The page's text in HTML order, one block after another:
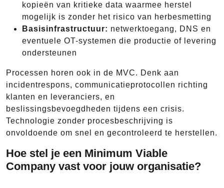
kopieën van kritieke data waarmee herstel
mogelijk is zonder het risico van herbesmetting
Basisinfrastructuur: netwerktoegang, DNS en
eventuele OT-systemen die productie of levering
ondersteunen
Processen horen ook in de MVC. Denk aan
incidentrespons, communicatieprotocollen richting
klanten en leveranciers, en
beslissingsbevoegdheden tijdens een crisis.
Technologie zonder procesbeschrijving is
onvoldoende om snel en gecontroleerd te herstellen.
Hoe stel je een Minimum Viable
Company vast voor jouw organisatie?